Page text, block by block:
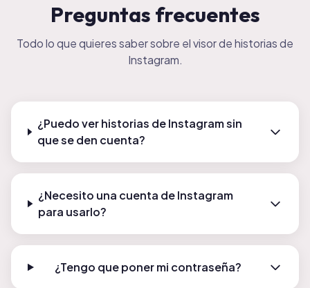
Preguntas frecuentes
Todo lo que quieres saber sobre el visor de historias de
Instagram.
¿Puedo ver historias de Instagram sin
que se den cuenta?
¿Necesito una cuenta de Instagram
para usarlo?
¿Tengo que poner mi contraseña?